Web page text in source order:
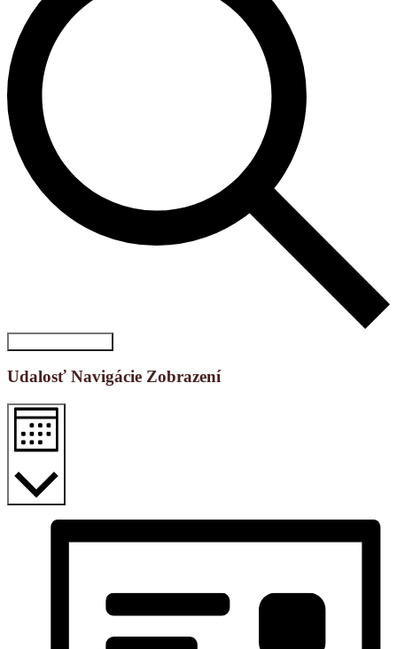
Udalosť Navigácie Zobrazení